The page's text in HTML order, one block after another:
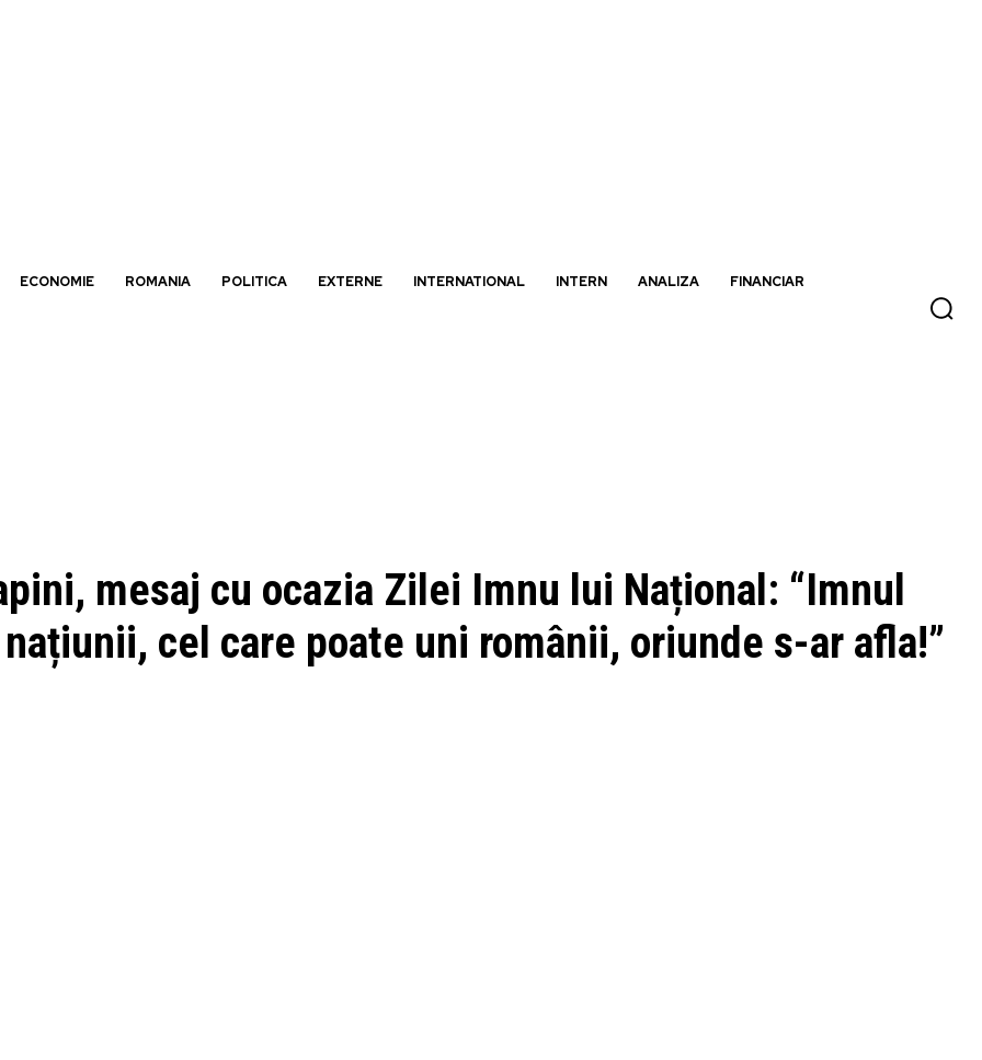
ECONOMIE ROMANIA POLITICA EXTERNE INTERNATIONAL INTERN ANALIZA FINANCIAR
mesaj cu ocazia Zilei Imnu lui Național: “Imnul
cel care poate uni românii, oriunde s-ar afla!”